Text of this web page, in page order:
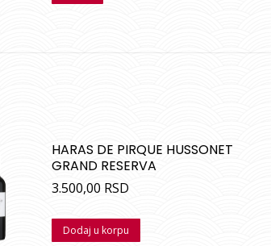
HARAS DE PIRQUE HUSSONET
GRAND RESERVA
3.500,00 RSD
Dodaj u korpu